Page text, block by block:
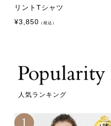
リントTシャツ
¥3,850 （税込）
人気ランキング